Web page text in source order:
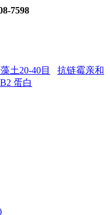
7598
土20-40目
抗链霉亲和
蛋白